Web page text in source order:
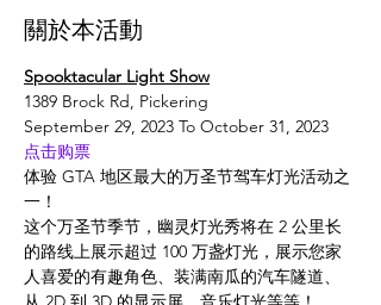
關於本活動
Spooktacular Light Show
1389 Brock Rd, Pickering
September 29, 2023 To October 31, 2023
点击购票
体验 GTA 地区最大的万圣节驾车灯光活动之
一！
这个万圣节季节，幽灵灯光秀将在 2 公里长
的路线上展示超过 100 万盏灯光，展示您家
人喜爱的有趣角色、装满南瓜的汽车隧道、